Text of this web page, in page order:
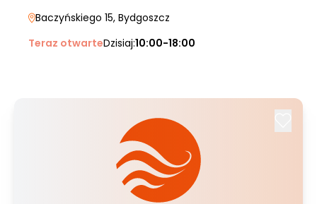
Baczyńskiego 15, Bydgoszcz
Teraz otwarteDzisiaj:10:00-18:00